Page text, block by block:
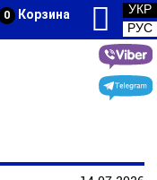
0 Корзина
УКР
РУС